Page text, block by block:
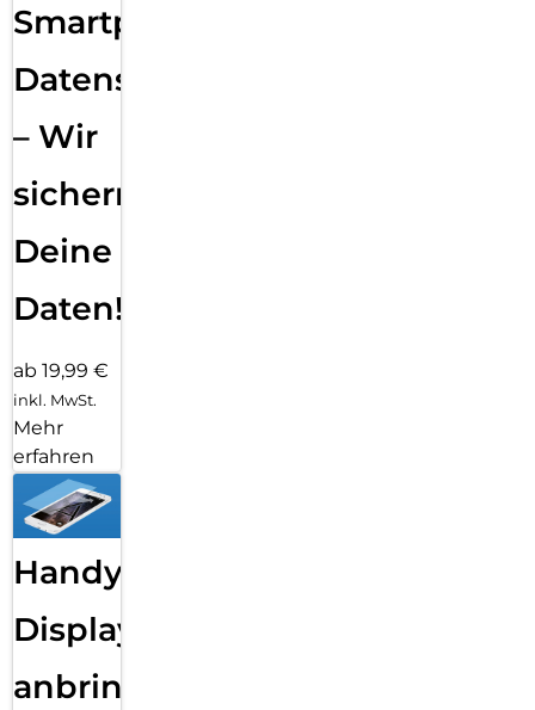
Smartphone
Datensicherung
– Wir
sichern
Deine
Daten!
ab 19,99 €
inkl. MwSt.
Mehr
erfahren
Handy
Displayfolie
anbringen